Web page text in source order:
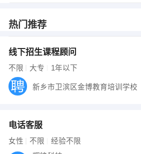
热门推荐
线下招生课程顾问
不限 大专 1年以下
新乡市卫滨区金博教育培训学校
电话客服
女性 不限 经验不限